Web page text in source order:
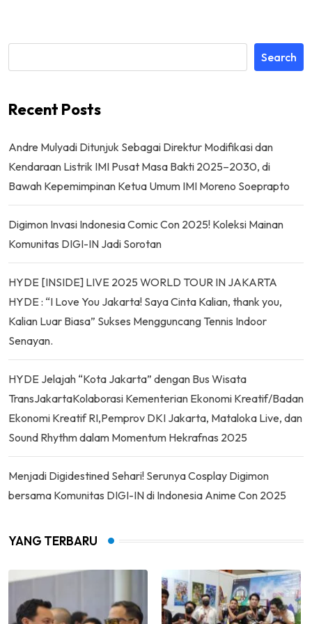
Search
Recent Posts
Andre Mulyadi Ditunjuk Sebagai Direktur Modifikasi dan
Kendaraan Listrik IMI Pusat Masa Bakti 2025–2030, di
Bawah Kepemimpinan Ketua Umum IMI Moreno Soeprapto
Digimon Invasi Indonesia Comic Con 2025! Koleksi Mainan
Komunitas DIGI-IN Jadi Sorotan
HYDE [INSIDE] LIVE 2025 WORLD TOUR IN JAKARTA
HYDE : “I Love You Jakarta! Saya Cinta Kalian, thank you,
Kalian Luar Biasa” Sukses Mengguncang Tennis Indoor
Senayan.
HYDE Jelajah “Kota Jakarta” dengan Bus Wisata
TransJakartaKolaborasi Kementerian Ekonomi Kreatif/Badan
Ekonomi Kreatif RI,Pemprov DKI Jakarta, Mataloka Live, dan
Sound Rhythm dalam Momentum Hekrafnas 2025
Menjadi Digidestined Sehari! Serunya Cosplay Digimon
bersama Komunitas DIGI-IN di Indonesia Anime Con 2025
YANG TERBARU